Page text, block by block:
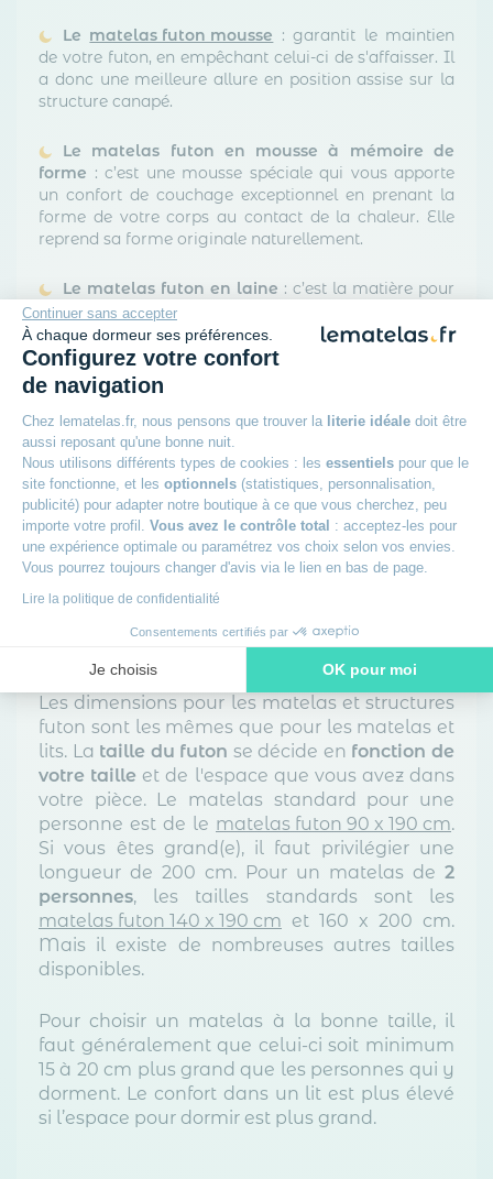
Continuer sans accepter
À chaque dormeur ses préférences.
Configurez votre confort
de navigation
Chez lematelas.fr, nous pensons que trouver la literie idéale doit être
aussi reposant qu'une bonne nuit.
Nous utilisons différents types de cookies : les essentiels pour que le
site fonctionne, et les optionnels (statistiques, personnalisation,
publicité) pour adapter notre boutique à ce que vous cherchez, peu
importe votre profil. Vous avez le contrôle total : acceptez-les pour
une expérience optimale ou paramétrez vos choix selon vos envies.
Vous pourrez toujours changer d'avis via le lien en bas de page.
Lire la politique de confidentialité
Consentements certifiés par
Je choisis OK pour moi
Axeptio consent
Plateforme de Gestion du Consentement : Personnalisez vos
Notre plateforme vous permet d'adapter et de gérer vos
Le matelas futon mousse : garantit le maintien
de votre futon, en empêchant celui-ci de s'affaisser. Il
a donc une meilleure allure en position assise sur la
structure canapé.
Le matelas futon en mousse à mémoire de
forme : c’est une mousse spéciale qui vous apporte
un confort de couchage exceptionnel en prenant la
forme de votre corps au contact de la chaleur. Elle
reprend sa forme originale naturellement.
Le matelas futon en laine : c’est la matière pour
conserver la chaleur. De plus, elle régule la
température de votre corps en absorbant l’humidité
tout au long du sommeil.
Choisissez la technologie la plus adaptée à
vos envies et besoins !
4. Quelle taille de matelas futon choisir ?
Les dimensions pour les matelas et structures
futon sont les mêmes que pour les matelas et
lits. La taille du futon se décide en fonction de
votre taille et de l'espace que vous avez dans
votre pièce. Le matelas standard pour une
personne est de le matelas futon 90 x 190 cm.
Si vous êtes grand(e), il faut privilégier une
longueur de 200 cm. Pour un matelas de 2
personnes, les tailles standards sont les
matelas futon 140 x 190 cm et 160 x 200 cm.
Mais il existe de nombreuses autres tailles
disponibles.
Pour choisir un matelas à la bonne taille, il
faut généralement que celui-ci soit minimum
15 à 20 cm plus grand que les personnes qui y
dorment. Le confort dans un lit est plus élevé
si l’espace pour dormir est plus grand.